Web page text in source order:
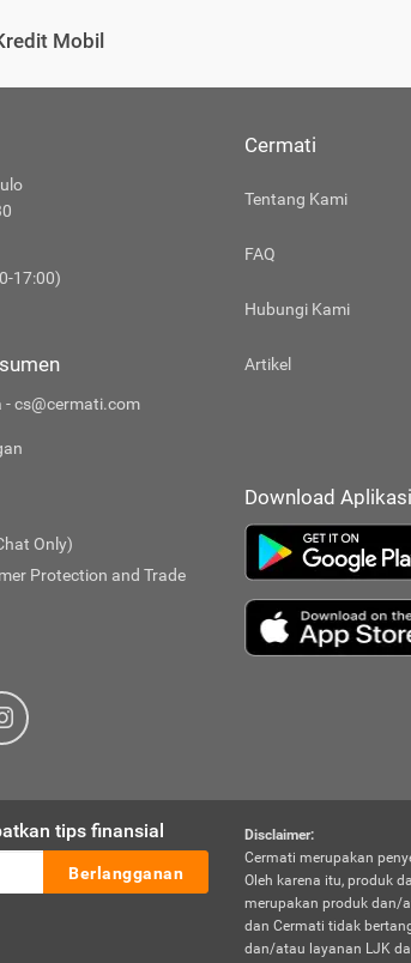
Mobil
17:00)
- cs@cermati.com
Only)
Protection and Trade
Cermati
Tentang Kami
FAQ
Hubungi Kami
Artikel
Download
tips finansial
Berlangganan
Disclaimer:
Cermati merupakan
Oleh karena itu, produk
merupakan produk dan/
dan Cermati tidak
dan/atau layanan LJK